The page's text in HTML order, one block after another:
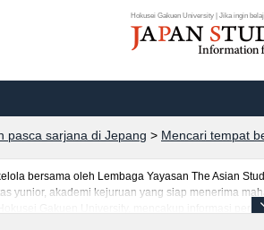
Hokusei Gakuen University | Jika ingin
pasca sarjana di Jepang > Mencari tempat
bersama oleh Lembaga Yayasan The Asian
yunior, akademi kejuruan yang siap menerima
Gakuen University, mencakup informasi per